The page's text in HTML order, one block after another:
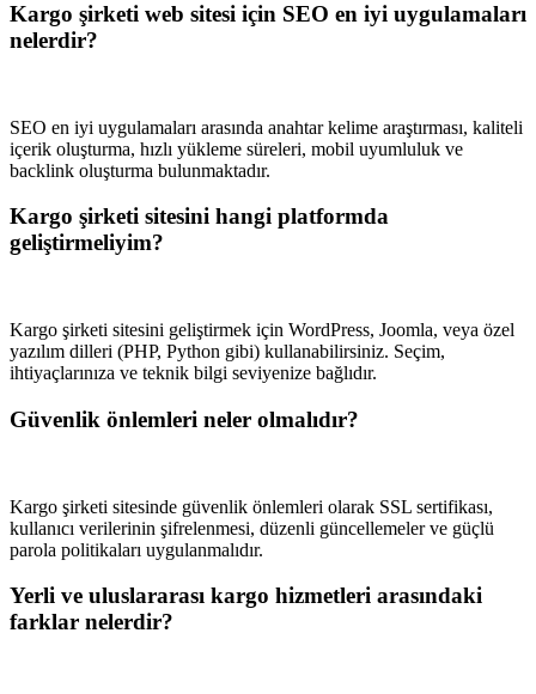
Kargo şirketi web sitesi için SEO en iyi uygulamaları
nelerdir?
SEO en iyi uygulamaları arasında anahtar kelime araştırması, kaliteli
içerik oluşturma, hızlı yükleme süreleri, mobil uyumluluk ve
backlink oluşturma bulunmaktadır.
Kargo şirketi sitesini hangi platformda
geliştirmeliyim?
Kargo şirketi sitesini geliştirmek için WordPress, Joomla, veya özel
yazılım dilleri (PHP, Python gibi) kullanabilirsiniz. Seçim,
ihtiyaçlarınıza ve teknik bilgi seviyenize bağlıdır.
Güvenlik önlemleri neler olmalıdır?
Kargo şirketi sitesinde güvenlik önlemleri olarak SSL sertifikası,
kullanıcı verilerinin şifrelenmesi, düzenli güncellemeler ve güçlü
parola politikaları uygulanmalıdır.
Yerli ve uluslararası kargo hizmetleri arasındaki
farklar nelerdir?